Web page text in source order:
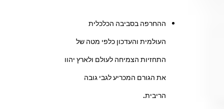
ההחרפה בסביבה הכלכלית
העולמית והעדכון כלפי מטה של
התחזיות הצמיחה לעולם ולארץ יהוו
את הגורם המכריע לגבי גובה
הריבית.